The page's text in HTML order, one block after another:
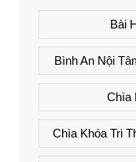
Bài
Bình An Nội
Chìa
Chìa Khóa Tri